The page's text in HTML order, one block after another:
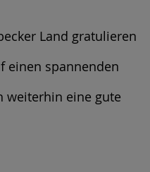
Land gratulieren
einen spannenden
weiterhin eine gute